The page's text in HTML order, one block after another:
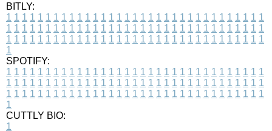
BITLY:
1 1 1 1 1 1 1 1 1 1 1 1 1 1 1 1 1 1 1 1 1 1 1 1 1 1 1 1 1 1 1 1 1
1 1 1 1 1 1 1 1 1 1 1 1 1 1 1 1 1 1 1 1 1 1 1 1 1 1 1 1 1 1 1 1 1
1 1 1 1 1 1 1 1 1 1 1 1 1 1 1 1 1 1 1 1 1 1 1 1 1 1 1 1 1 1 1 1 1
1
SPOTIFY:
1 1 1 1 1 1 1 1 1 1 1 1 1 1 1 1 1 1 1 1 1 1 1 1 1 1 1 1 1 1 1 1 1
1 1 1 1 1 1 1 1 1 1 1 1 1 1 1 1 1 1 1 1 1 1 1 1 1 1 1 1 1 1 1 1 1
1 1 1 1 1 1 1 1 1 1 1 1 1 1 1 1 1 1 1 1 1 1 1 1 1 1 1 1 1 1 1 1 1
1
CUTTLY BIO:
1